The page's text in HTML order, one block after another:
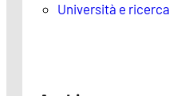
Università e ricerca